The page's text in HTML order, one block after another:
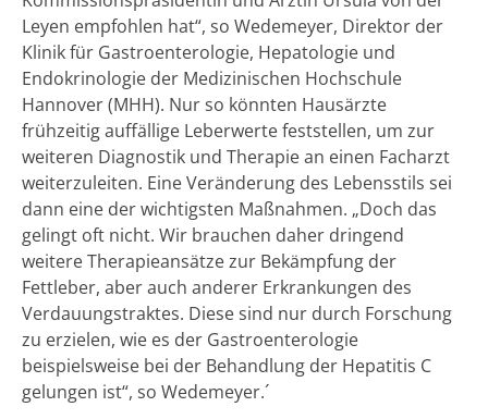
Leyen empfohlen hat“, so Wedemeyer, Direktor der
Klinik für Gastroenterologie, Hepatologie und
Endokrinologie der Medizinischen Hochschule
Hannover (MHH). Nur so könnten Hausärzte
frühzeitig auffällige Leberwerte feststellen, um zur
weiteren Diagnostik und Therapie an einen Facharzt
weiterzuleiten. Eine Veränderung des Lebensstils sei
dann eine der wichtigsten Maßnahmen. „Doch das
gelingt oft nicht. Wir brauchen daher dringend
weitere Therapieansätze zur Bekämpfung der
Fettleber, aber auch anderer Erkrankungen des
Verdauungstraktes. Diese sind nur durch Forschung
zu erzielen, wie es der Gastroenterologie
beispielsweise bei der Behandlung der Hepatitis C
gelungen ist“, so Wedemeyer.´